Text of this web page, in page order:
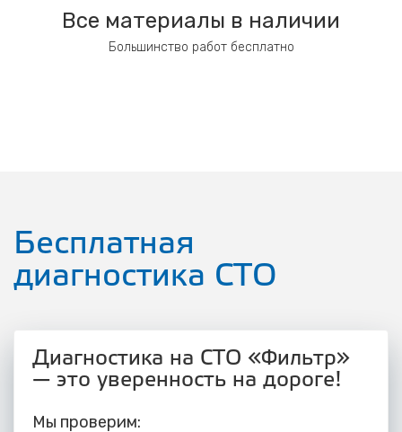
Все материалы в наличии
Большинство работ бесплатно
Бесплатная
диагностика СТО
Диагностика на СТО «Фильтр»
— это уверенность на дороге!
Мы проверим: